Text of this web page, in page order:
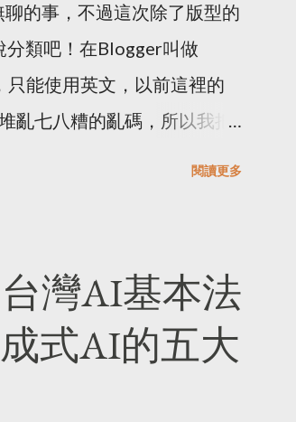
直到今天我才有時間讀《數
經驗和閱讀法案的心得，與
訊，有幾件事該注意一下：
看到一些廣告，而這些廣
結果你收到時，上面還寫著
小心這類廣告。但目前這些
證據，等到追查到時已經找
後，被報復性的上傳到情色
洩露個資，遭到公開的霸
的事，不過這次除了版型的
分類吧！在Blogger叫做
能使用英文，以前這裡的
亂七八糟的亂碼，所以我把
有文章，但是在中文標籤裡
已經不見了，然而在
變動，由於以前用英文開頭
這樣的情況。 再來是文章
閱讀更多
灣AI基本法
式AI的五大